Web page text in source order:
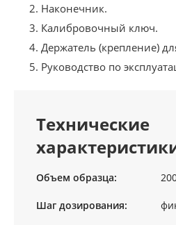
Наконечник.
Калибровочный ключ.
Держатель (крепление)
Руководство по
Технические
Объем образца:
Шаг дозирования: